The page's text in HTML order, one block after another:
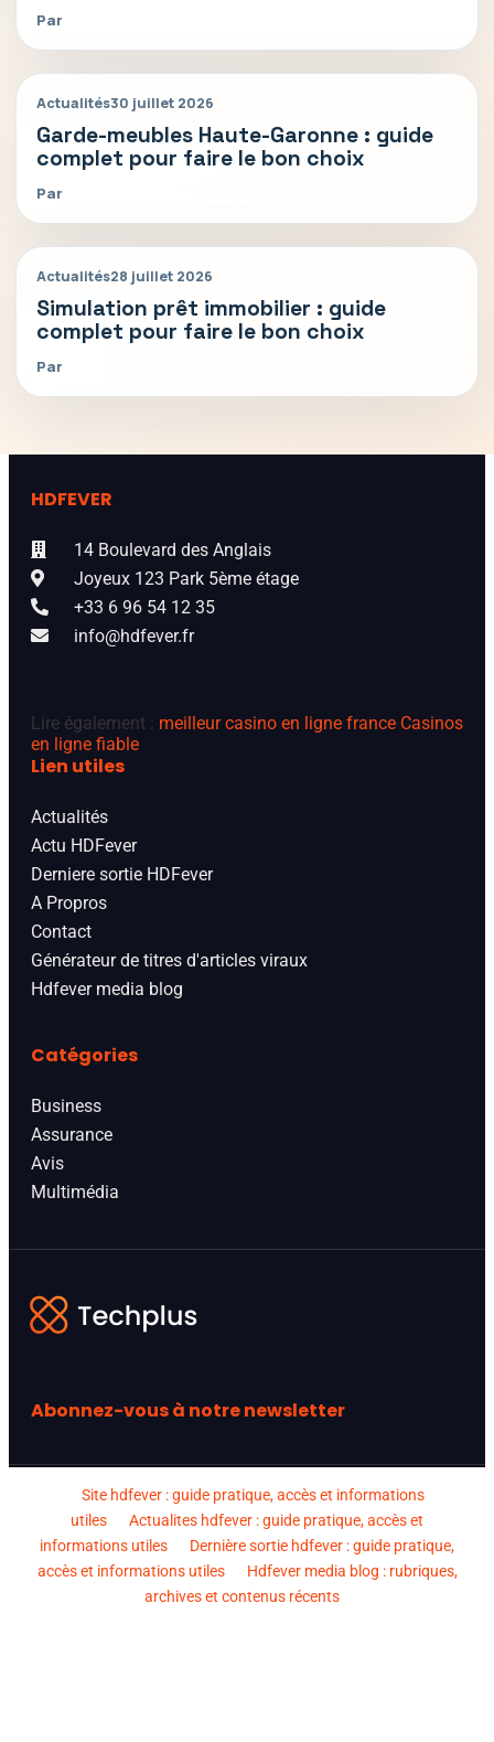
Par
Actualités30 juillet 2026
Garde-meubles Haute-Garonne : guide
complet pour faire le bon choix
Par
Actualités28 juillet 2026
Simulation prêt immobilier : guide
complet pour faire le bon choix
Par
HDFEVER
14 Boulevard des Anglais
Joyeux 123 Park 5ème étage
+33 6 96 54 12 35
info@hdfever.fr
Lire également : meilleur casino en ligne france Casinos
en ligne fiable
Lien utiles
Actualités
Actu HDFever
Derniere sortie HDFever
A Propros
Contact
Générateur de titres d'articles viraux
Hdfever media blog
Catégories
Business
Assurance
Avis
Multimédia
Abonnez-vous à notre newsletter
Site hdfever : guide pratique, accès et informations
utiles
Actualites hdfever : guide pratique, accès et
informations utiles
Dernière sortie hdfever : guide pratique,
accès et informations utiles
Hdfever media blog : rubriques,
archives et contenus récents